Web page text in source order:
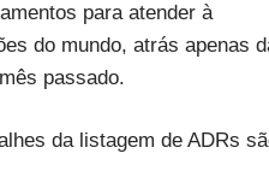
para atender à
do mundo, atrás apenas
passado.
da listagem de ADRs